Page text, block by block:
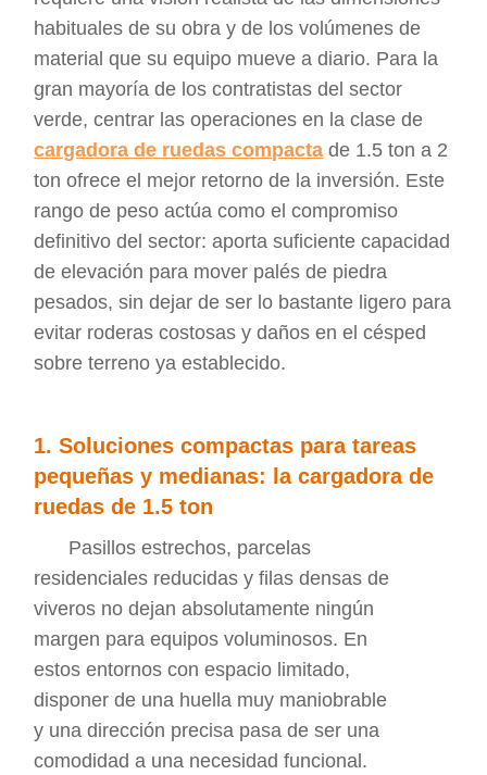
habituales de su obra y de los volúmenes de
material que su equipo mueve a diario. Para la
gran mayoría de los contratistas del sector
verde, centrar las operaciones en la clase de
cargadora de ruedas compacta de 1.5 ton a 2
ton ofrece el mejor retorno de la inversión. Este
rango de peso actúa como el compromiso
definitivo del sector: aporta suficiente capacidad
de elevación para mover palés de piedra
pesados, sin dejar de ser lo bastante ligero para
evitar roderas costosas y daños en el césped
sobre terreno ya establecido.
1. Soluciones compactas para tareas
pequeñas y medianas: la cargadora de
ruedas de 1.5 ton
Pasillos estrechos, parcelas
residenciales reducidas y filas densas de
viveros no dejan absolutamente ningún
margen para equipos voluminosos. En
estos entornos con espacio limitado,
disponer de una huella muy maniobrable
y una dirección precisa pasa de ser una
comodidad a una necesidad funcional.